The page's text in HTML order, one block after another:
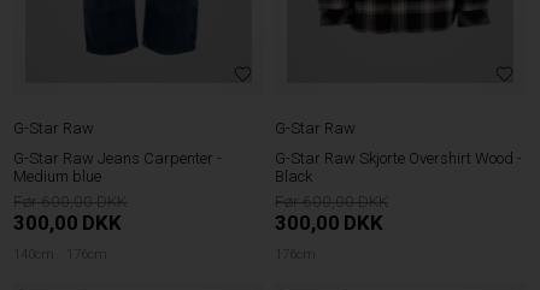
G-Star Raw
G-Star Raw Jeans Carpenter -
Medium blue
600,00
300,00 DKK
140cm 176cm
G-Star Raw
G-Star Raw Skjorte Overshirt Wood -
Black
600,00
300,00 DKK
176cm